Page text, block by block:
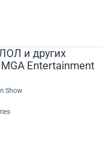
и других
Entertainment
Show